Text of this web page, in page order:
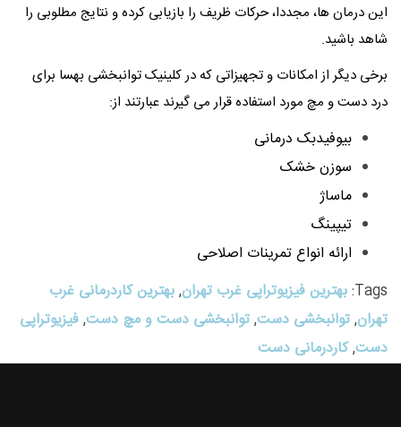
این درمان ها، مجددا، حرکات ظریف را بازیابی کرده و نتایج مطلوبی را
شاهد باشید.
برخی دیگر از امکانات و تجهیزاتی که در کلینیک توانبخشی بهسا برای
درد دست و مچ مورد استفاده قرار می گیرند عبارتند از:
بیوفیدبک درمانی
سوزن خشک
ماساژ
تیپینگ
ارائه انواع تمرینات اصلاحی
Tags: بهترین فیزیوتراپی غرب تهران,بهترین کاردرمانی غرب
تهران,توانبخشی دست,توانبخشی دست و مچ دست,فیزیوتراپی
دست,کاردرمانی دست